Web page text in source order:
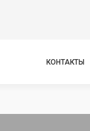
КОНТАКТЫ